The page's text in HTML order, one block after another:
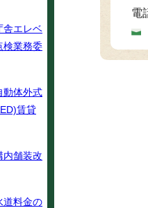
電
舎エレベ
検業務委
動体外式
賃貸
内舗装改
道料金の